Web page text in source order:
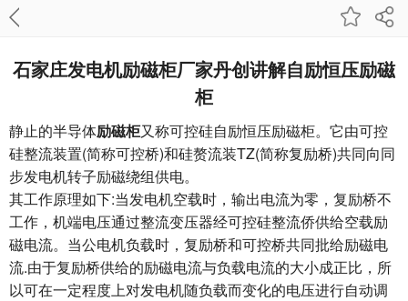
石家庄发电机励磁柜厂家丹创讲解自励恒压励磁
柜
静止的半导体励磁柜又称可控硅自励恒压励磁柜。它由可控
硅整流装置(简称可控桥)和硅赘流装TZ(简称复励桥)共同向同
步发电机转子励磁绕组供电。
其工作原理如下:当发电机空载时，输出电流为零，复励桥不
工作，机端电压通过整流变压器经可控硅整流侨供给空载励
磁电流。当公电机负载时，复励桥和可控桥共同批给励磁电
流.由于复励桥供给的励磁电流与负载电流的大小成正比，所
以可在一定程度上对发电机随负载而变化的电压进行自动调